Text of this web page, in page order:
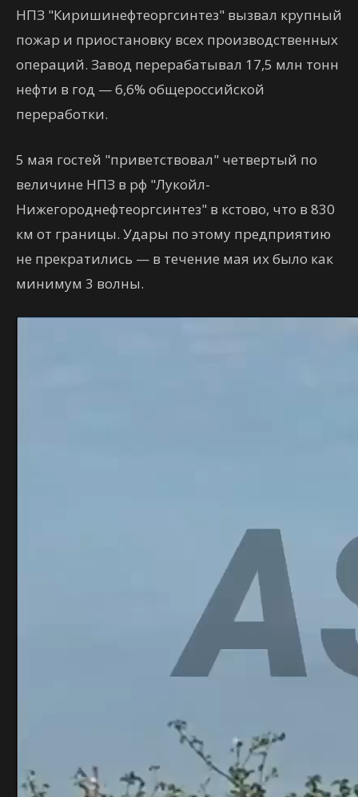
НПЗ "Киришинефтеоргсинтез" вызвал крупный
пожар и приостановку всех производственных
операций. Завод перерабатывал 17,5 млн тонн
нефти в год — 6,6% общероссийской
переработки.
5 мая гостей "приветствовал" четвертый по
величине НПЗ в рф "Лукойл-
Нижегороднефтеоргсинтез" в кстово, что в 830
км от границы. Удары по этому предприятию
не прекратились — в течение мая их было как
минимум 3 волны.